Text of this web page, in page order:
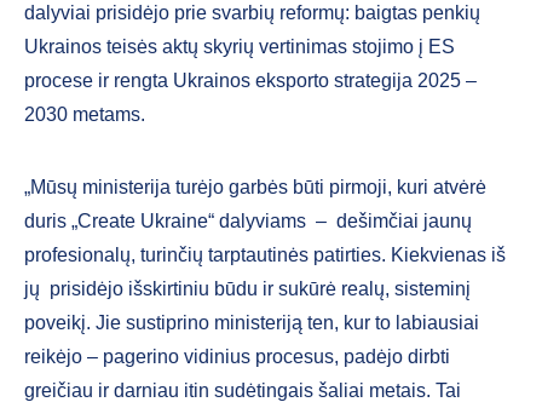
dalyviai prisidėjo prie svarbių reformų: baigtas penkių
Ukrainos teisės aktų skyrių vertinimas stojimo į ES
procese ir rengta Ukrainos eksporto strategija 2025 –
2030 metams.
„Mūsų ministerija turėjo garbės būti pirmoji, kuri atvėrė
duris „Create Ukraine“ dalyviams – dešimčiai jaunų
profesionalų, turinčių tarptautinės patirties. Kiekvienas iš
jų prisidėjo išskirtiniu būdu ir sukūrė realų, sisteminį
poveikį. Jie sustiprino ministeriją ten, kur to labiausiai
reikėjo – pagerino vidinius procesus, padėjo dirbti
greičiau ir darniau itin sudėtingais šaliai metais. Tai